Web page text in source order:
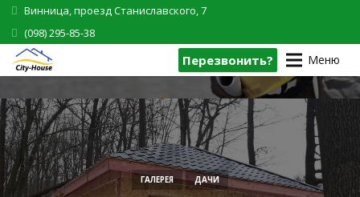
Винница, проезд Станиславского, 7
(098) 295-85-38
Перезвонить? Меню
ГАЛЕРЕЯ ДАЧИ